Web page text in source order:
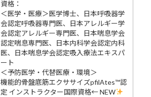
資格：
＜医学・医療＞医学博士、日本呼吸器学
会認定呼吸器専門医、日本アレルギー学
会認定アレルギー専門医、日本喘息学会
認定喘息専門医、日本内科学会認定内科
医、日本喘息学会認定吸入療法エキスパ
ート
＜予防医学・代替医療・環境＞
機能的骨盤底筋エクササイズpfilAtes™認
定 インストラクター国際資格← NEW